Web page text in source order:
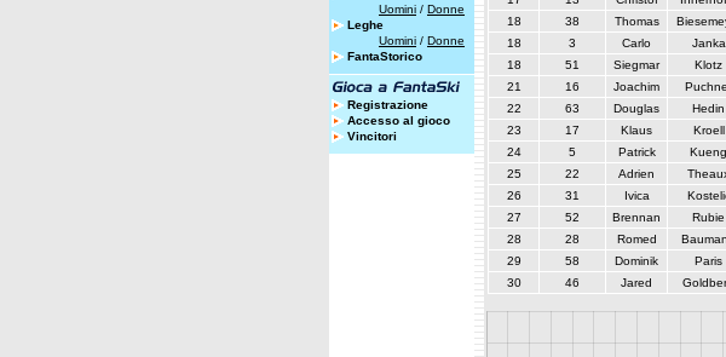
Uomini / Donne
Leghe
Uomini / Donne
FantaStorico
Registrazione
Accesso al gioco
Vincitori
18
38 Thomas
18
3 Carlo Janka
18
51 Siegmar Klotz
21
16 Joachim
22
63 Douglas Hedin
23
17 Klaus Kroell
24
5 Patrick Kueng
25
22 Adrien
26
31 Ivica
27
52 Brennan Rubie
28
28 Romed
29
58 Dominik Paris
30
46 Jared